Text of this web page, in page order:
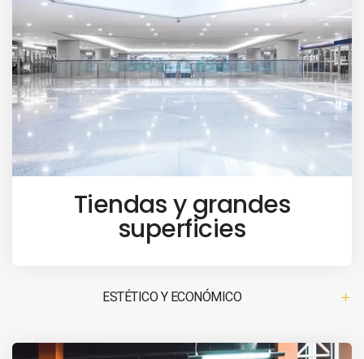
Tiendas y grandes
superficies
ESTÉTICO Y ECONÓMICO